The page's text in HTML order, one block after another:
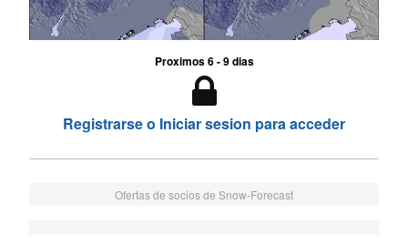
Proximos 6 - 9 dias
Registrarse o Iniciar sesion para acceder
Ofertas de socios de Snow-Forecast